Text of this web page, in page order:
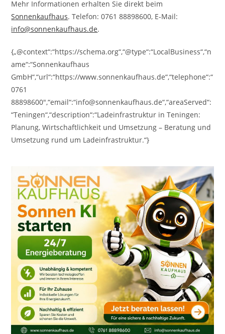
Mehr Informationen erhalten Sie direkt beim
Sonnenkaufhaus. Telefon: 0761 88898600, E-Mail:
info@sonnenkaufhaus.de.
{„@context“:“https://schema.org“,“@type“:“LocalBusiness“,“n
ame“:“Sonnenkaufhaus
GmbH“,“url“:“https://www.sonnenkaufhaus.de“,“telephone“:“
0761
88898600″,“email“:“info@sonnenkaufhaus.de“,“areaServed“:
“Teningen“,“description“:“Ladeinfrastruktur in Teningen:
Planung, Wirtschaftlichkeit und Umsetzung – Beratung und
Umsetzung rund um Ladeinfrastruktur.“}